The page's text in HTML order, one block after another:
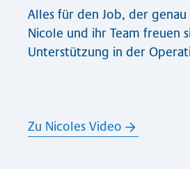
Alles für den Job, der genau
Nicole und ihr Team freuen
Unterstützung in der
Zu Nicoles Video